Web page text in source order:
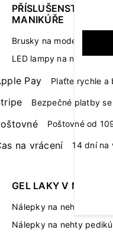
PŘÍSLUŠENSTVÍ K
MANIKÚŘE
Brusky na modeláž nehtů
LED lampy na nehty
GEL LAKY V NÁLEPCE
Nálepky na nehty
Nálepky na nehty
Plaťte rychle a
Bezpečné platby
Poštovné od
14 dní na